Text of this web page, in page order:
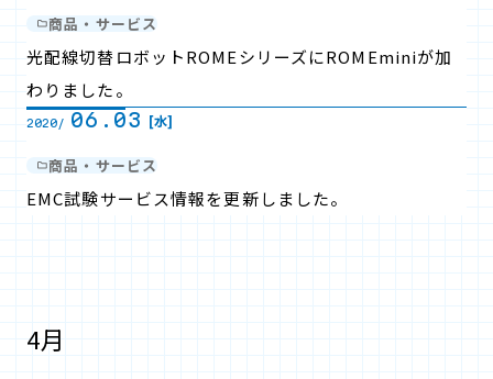
商品・サービス
光配線切替ロボットROMEシリーズにROMEminiが加
わりました。
2020/ 06.03 [水]
商品・サービス
EMC試験サービス情報を更新しました。
4月